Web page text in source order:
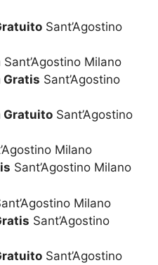
Sant’Agostino
Sant’Agostino Milano
Gratis Sant’Agostino
Gratuito Sant’Agostino
Milano
Sant’Agostino Milano
Milano
Sant’Agostino
Sant’Agostino